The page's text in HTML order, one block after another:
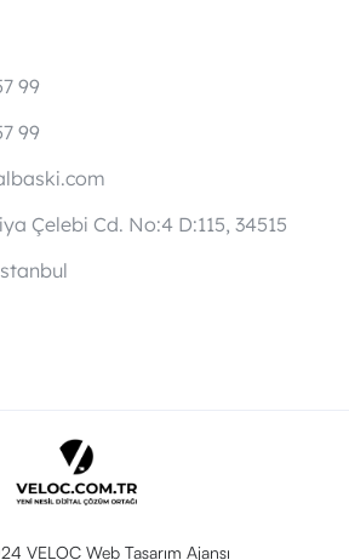
99
99
Çelebi Cd. No:4 D:115, 34515
VELOC Web Tasarım Ajansı